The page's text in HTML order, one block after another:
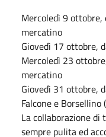
Mercoledì 9
mercatino
Giovedì 17 ottobre,
Mercoledì 23
mercatino
Giovedì 31 ottobre,
Falcone e
La collaborazione
sempre pulita ed